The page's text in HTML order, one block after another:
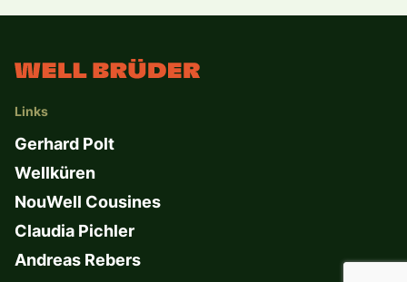
Links
Gerhard Polt
Wellküren
NouWell Cousines
Claudia Pichler
Andreas Rebers